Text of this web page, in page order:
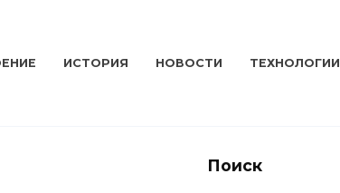
ИСТОРИЯ НОВОСТИ ТЕХНОЛОГИИ
Поиск